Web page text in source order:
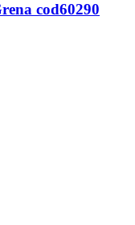
cod60290